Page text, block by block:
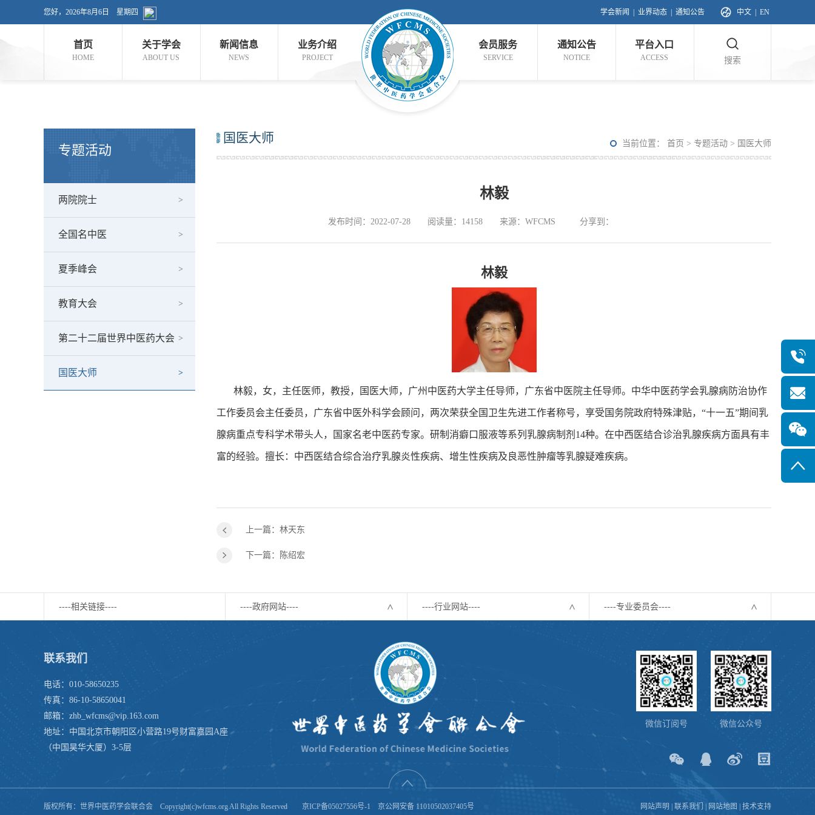
您好， 2026年8月6日 星期四 学会新闻 业界动态 通知公告 中文 EN
首页
HOME
关于学会
ABOUT US
新闻信息
NEWS
业务介绍
PROJECT
会员服务
SERVICE
通知公告
NOTICE
平台入口
ACCESS 搜索
专题活动
两院院士
全国名中医
夏季峰会
教育大会
第二十二届世界中医药大会
国医大师
国医大师 当前位置： 首页 > 专题活动 > 国医大师
林毅
发布时间：2022-07-28 阅读量：14158 来源：WFCMS 分享到：
林毅
林毅，女，主任医师，教授，国医大师，广州中医药大学主任导师，广东省中医院主任导师。中华中医药学会乳腺病防治协作
工作委员会主任委员，广东省中医外科学会顾问，两次荣获全国卫生先进工作者称号，享受国务院政府特殊津贴，“十一五”期间乳
腺病重点专科学术带头人，国家名老中医药专家。研制消癖口服液等系列乳腺病制剂14种。在中西医结合诊治乳腺疾病方面具有丰
富的经验。擅长：中西医结合综合治疗乳腺炎性疾病、增生性疾病及良恶性肿瘤等乳腺疑难疾病。
上一篇：林天东
下一篇：陈绍宏
----相关链接---- ----政府网站---- ----行业网站---- ----专业委员会----
联系我们
电话：010-58650235
传真：86-10-58650041
邮箱：zhb_wfcms@vip.163.com
地址：中国北京市朝阳区小营路19号财富嘉园A座
（中国昊华大厦）3-5层
微信订阅号 微信公众号
版权所有：世界中医药学会联合会 Copyright(c)wfcms.org All Rights Reserved 京ICP备05027556号-1 京公网安备 11010502037405号 网站声明 联系我们 网站地图 技术支持